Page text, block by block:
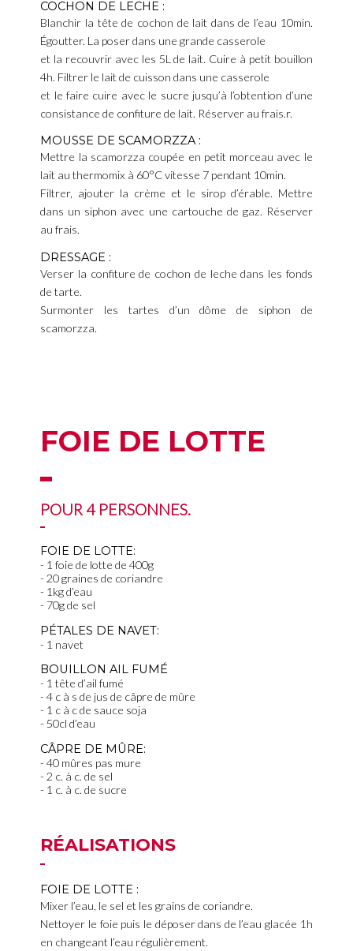
COCHON DE LECHE :
Blanchir la tête de cochon de lait dans de l’eau 10min.
Égoutter. La poser dans une grande casserole
et la recouvrir avec les 5L de lait. Cuire à petit bouillon
4h. Filtrer le lait de cuisson dans une casserole
et le faire cuire avec le sucre jusqu’à l’obtention d’une
consistance de confiture de lait. Réserver au frais.r.
MOUSSE DE SCAMORZZA :
Mettre la scamorzza coupée en petit morceau avec le
lait au thermomix à 60°C vitesse 7 pendant 10min.
Filtrer, ajouter la crème et le sirop d’érable. Mettre
dans un siphon avec une cartouche de gaz. Réserver
au frais.
DRESSAGE :
Verser la confiture de cochon de leche dans les fonds
de tarte.
Surmonter les tartes d’un dôme de siphon de
scamorzza.
FOIE DE LOTTE
POUR 4 PERSONNES.
FOIE DE LOTTE:
1 foie de lotte de 400g
20 graines de coriandre
1kg d’eau
70g de sel
PÉTALES DE NAVET:
1 navet
BOUILLON AIL FUMÉ
1 tête d’ail fumé
4 c à s de jus de câpre de mûre
1 c à c de sauce soja
50cl d’eau
CÂPRE DE MÛRE:
40 mûres pas mure
2 c. à c. de sel
1 c. à c. de sucre
RÉALISATIONS
FOIE DE LOTTE :
Mixer l’eau, le sel et les grains de coriandre.
Nettoyer le foie puis le déposer dans de l’eau glacée 1h
en changeant l’eau régulièrement.